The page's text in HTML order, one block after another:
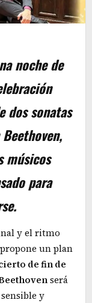
noche de
dos sonatas
músicos
para
y el ritmo
propone un plan
de fin de
será
y